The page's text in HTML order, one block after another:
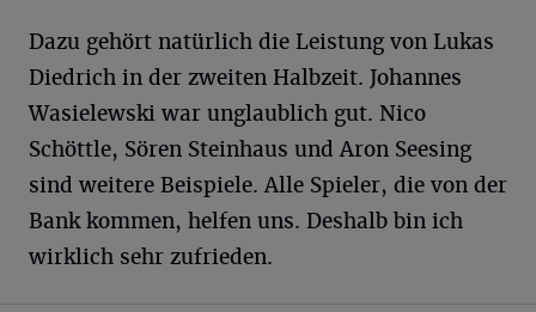
Dazu gehört natürlich die Leistung von Lukas
Diedrich in der zweiten Halbzeit. Johannes
Wasielewski war unglaublich gut. Nico
Schöttle, Sören Steinhaus und Aron Seesing
sind weitere Beispiele. Alle Spieler, die von der
Bank kommen, helfen uns. Deshalb bin ich
wirklich sehr zufrieden.